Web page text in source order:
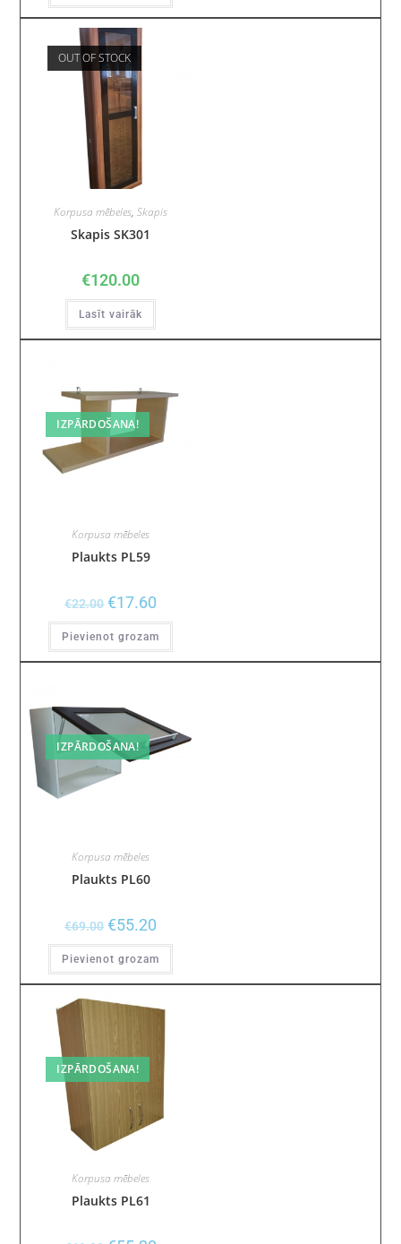
OUT OF STOCK
Korpusa mēbeles,Skapis
Skapis SK301
€120.00
Lasīt vairāk
IZPĀRDOŠANA!
Korpusa mēbeles
Plaukts PL59
€22.00 €17.60
Pievienot grozam
IZPĀRDOŠANA!
Korpusa mēbeles
Plaukts PL60
€69.00 €55.20
Pievienot grozam
IZPĀRDOŠANA!
Korpusa mēbeles
Plaukts PL61